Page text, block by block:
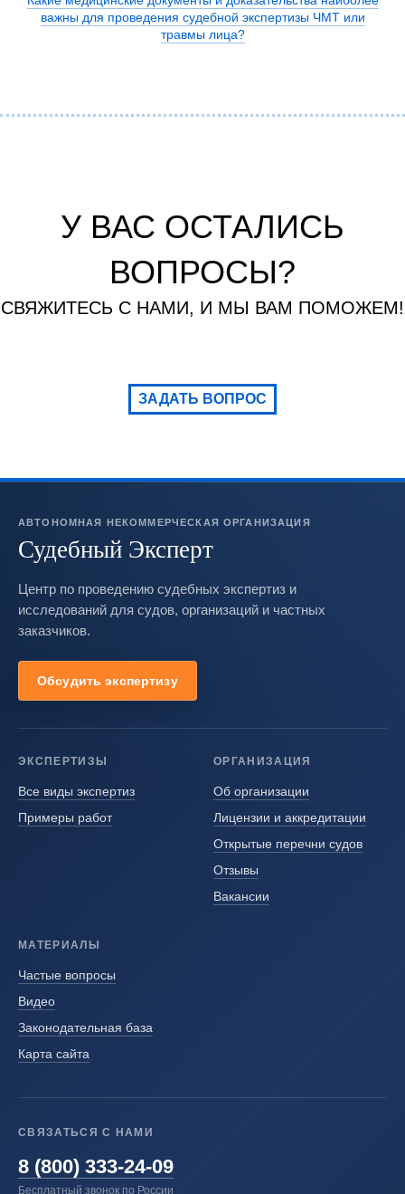
важны для проведения судебной экспертизы ЧМТ или
травмы лица?
У ВАС ОСТАЛИСЬ
ВОПРОСЫ?
СВЯЖИТЕСЬ С НАМИ, И МЫ ВАМ ПОМОЖЕМ!
ЗАДАТЬ ВОПРОС
АВТОНОМНАЯ НЕКОММЕРЧЕСКАЯ ОРГАНИЗАЦИЯ
Судебный Эксперт
Центр по проведению судебных экспертиз и
исследований для судов, организаций и частных
заказчиков.
Обсудить экспертизу
ЭКСПЕРТИЗЫ
Все виды экспертиз
Примеры работ
ОРГАНИЗАЦИЯ
Об организации
Лицензии и аккредитации
Открытые перечни судов
Отзывы
Вакансии
МАТЕРИАЛЫ
Частые вопросы
Видео
Законодательная база
Карта сайта
СВЯЗАТЬСЯ С НАМИ
8 (800) 333-24-09
Бесплатный звонок по России